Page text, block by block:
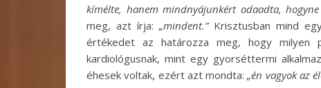
kímélte, hanem mindnyájunkért odaadta,
meg, azt írja: „mindent.”Krisztusban mind
értékedet az határozza meg, hogy milyen
kardiológusnak, mint egy gyorséttermi
éhesek voltak, ezért azt mondta:„én vagyok az